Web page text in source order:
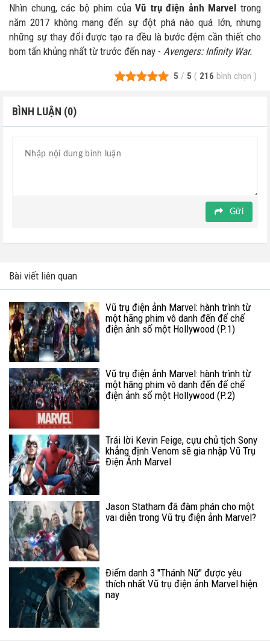
Nhìn chung, các bộ phim củaVũ trụ điện ảnh Marvel trong
năm 2017 không mang đến sự đột phá nào quá lớn, nhưng
những sự thay đổi được tạo ra đều là bước đệm cần thiết cho
bom tấn khủng nhất từ trước đến nay - Avengers: Infinity War.
5 / 5 ( 216 bình chọn )
BÌNH LUẬN (0)
Gửi
Bài viết liên quan
Vũ trụ điện ảnh Marvel: hành trình từ
một hãng phim vô danh đến đế chế
điện ảnh số một Hollywood (P.1)
Vũ trụ điện ảnh Marvel: hành trình từ
một hãng phim vô danh đến đế chế
điện ảnh số một Hollywood (P.2)
Trái lời Kevin Feige, cựu chủ tịch Sony
khẳng định Venom sẽ gia nhập Vũ Trụ
Điện Ảnh Marvel
Jason Statham đã đàm phán cho một
vai diễn trong Vũ trụ điện ảnh Marvel?
Điểm danh 3 "Thánh Nữ" được yêu
thích nhất Vũ trụ điện ảnh Marvel hiện
nay